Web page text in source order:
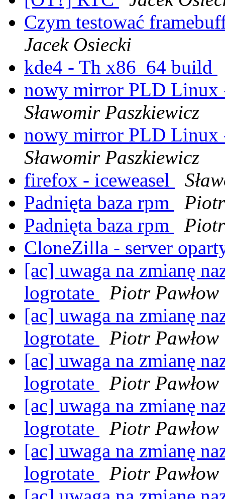
Czym testować
Jacek Osiecki
kde4 - Th x86_64 build
nowy mirror PLD Linux
Sławomir Paszkiewicz
nowy mirror PLD Linux
Sławomir Paszkiewicz
firefox - iceweasel
Padnięta baza rpm
Piotr
Padnięta baza rpm
Piotr
CloneZilla - server
[ac] uwaga na zmianę
logrotate
Piotr Pawłow
[ac] uwaga na zmianę
logrotate
Piotr Pawłow
[ac] uwaga na zmianę
logrotate
Piotr Pawłow
[ac] uwaga na zmianę
logrotate
Piotr Pawłow
[ac] uwaga na zmianę
logrotate
Piotr Pawłow